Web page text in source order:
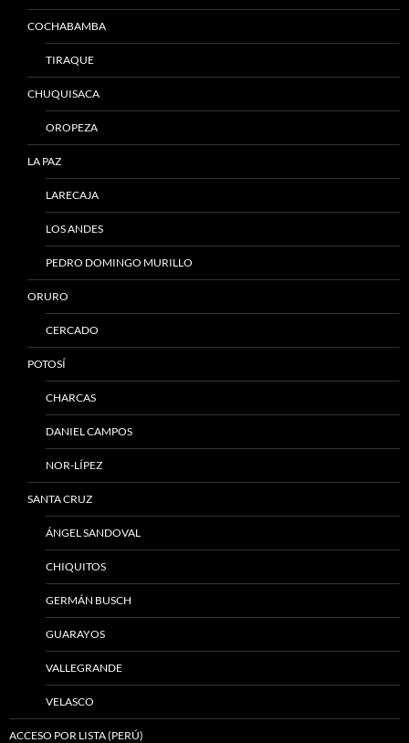
COCHABAMBA
TIRAQUE
CHUQUISACA
OROPEZA
LA PAZ
LARECAJA
LOS ANDES
PEDRO DOMINGO MURILLO
ORURO
CERCADO
POTOSÍ
CHARCAS
DANIEL CAMPOS
NOR-LÍPEZ
SANTA CRUZ
ÁNGEL SANDOVAL
CHIQUITOS
GERMÁN BUSCH
GUARAYOS
VALLEGRANDE
VELASCO
ACCESO POR LISTA (PERÚ)